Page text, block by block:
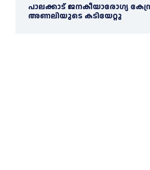
പാലക്കാട് ജനകീയാരോഗ്യ
അണലിയുടെ കടിയേറ്റു